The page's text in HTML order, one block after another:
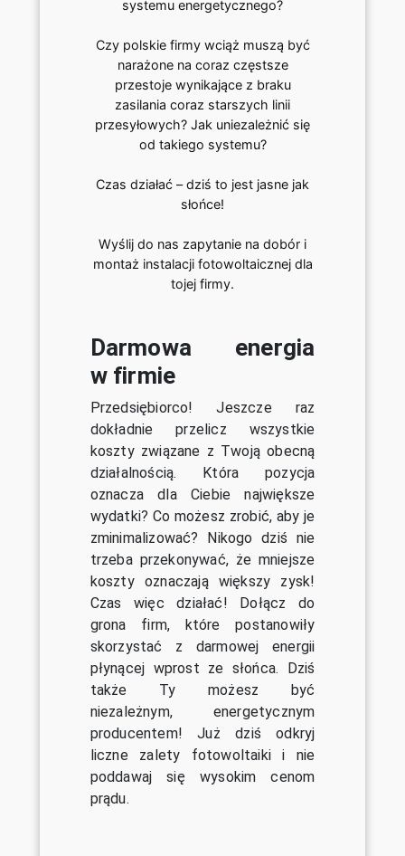
systemu energetycznego?
Czy polskie firmy wciąż muszą być
narażone na coraz częstsze
przestoje wynikające z braku
zasilania coraz starszych linii
przesyłowych? Jak uniezależnić się
od takiego systemu?
Czas działać – dziś to jest jasne jak
słońce!
Wyślij do nas zapytanie na dobór i
montaż instalacji fotowoltaicznej dla
tojej firmy.
Darmowa energia
w firmie
Przedsiębiorco! Jeszcze raz
dokładnie przelicz wszystkie
koszty związane z Twoją obecną
działalnością. Która pozycja
oznacza dla Ciebie największe
wydatki? Co możesz zrobić, aby je
zminimalizować? Nikogo dziś nie
trzeba przekonywać, że mniejsze
koszty oznaczają większy zysk!
Czas więc działać! Dołącz do
grona firm, które postanowiły
skorzystać z darmowej energii
płynącej wprost ze słońca. Dziś
także Ty możesz być
niezależnym, energetycznym
producentem! Już dziś odkryj
liczne zalety fotowoltaiki i nie
poddawaj się wysokim cenom
prądu.